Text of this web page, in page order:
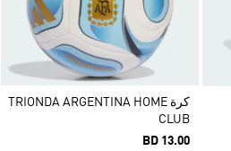
كرة TRIONDA ARGENTINA HOME
CLUB
BD 13.00